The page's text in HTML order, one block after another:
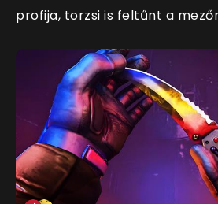
profija, torzsi is feltűnt a